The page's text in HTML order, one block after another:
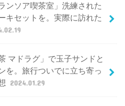
ンソア喫茶室」洗練された
キセットを。実際に訪れた
マドラグ」で玉子サンドと
を。旅行ついでに立ち寄っ
2024.01.29